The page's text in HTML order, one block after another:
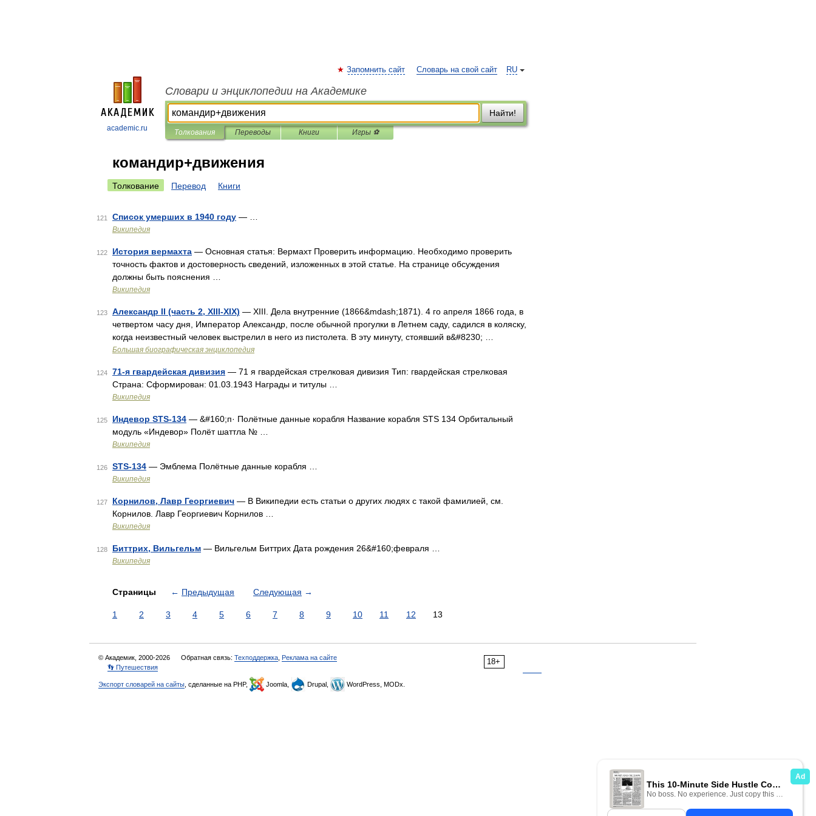
academic.ru
RU
Запомнить сайт Словарь на свой сайт
Словари и энциклопедии на Академике
Найти!
Толкования Переводы Книги Игры ⚽
командир+движения
Толкование Перевод Книги
121 Список умерших в 1940 году — …
Википедия
122 История вермахта — Основная статья: Вермахт Проверить информацию. Необходимо проверить
точность фактов и достоверность сведений, изложенных в этой статье. На странице обсуждения
должны быть пояснения …
Википедия
123 Александр II (часть 2, XIII-XIX) — XIII. Дела внутренние (1866&mdash;1871). 4 го апреля 1866 года, в
четвертом часу дня, Император Александр, после обычной прогулки в Летнем саду, садился в коляску,
когда неизвестный человек выстрелил в него из пистолета. В эту минуту, стоявший в&#8230; …
Большая биографическая энциклопедия
124 71-я гвардейская дивизия — 71 я гвардейская стрелковая дивизия Тип: гвардейская стрелковая
Страна: Сформирован: 01.03.1943 Награды и титулы …
Википедия
125 Индевор STS-134 — &#160;п· Полётные данные корабля Название корабля STS 134 Орбитальный
модуль «Индевор» Полёт шаттла № …
Википедия
126 STS-134 — Эмблема Полётные данные корабля …
Википедия
127 Корнилов, Лавр Георгиевич — В Википедии есть статьи о других людях с такой фамилией, см.
Корнилов. Лавр Георгиевич Корнилов …
Википедия
128 Биттрих, Вильгельм — Вильгельм Биттрих Дата рождения 26&#160;февраля …
Википедия
Страницы ← Предыдущая Следующая →
1 2 3 4 5 6 7 8 9 10 11 12 13
18+
© Академик, 2000-2026 Обратная связь: Техподдержка Реклама на сайте
👣 Путешествия
Экспорт словарей на сайты , сделанные на PHP, Joomla, Drupal, WordPress, MODx.